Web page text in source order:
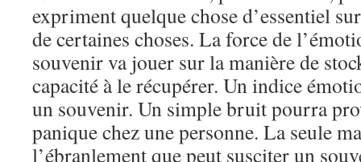
expriment quelque chose d’essentiel
de certaines choses. La force de
souvenir va jouer sur la manière de
capacité à le récupérer. Un indice
un souvenir. Un simple bruit pourra
panique chez une personne. La seule
l’ébranlement que peut susciter un